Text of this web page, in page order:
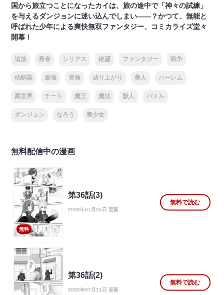
国から旅立つことになったカイは、旅の途中で「神々の試練」
を与えるダンジョンに迷い込んでしまい――？かつて、無能と
呼ばれた少年による爽快無双ファンタジー、コミカライズ堂々
開幕！
追放 勇者 シリアス 絶望 ファンタジー 戦争
幼馴染 最強 冒険 成り上がり 美人 ハーレム
異世界 チート 魔王 魔法 獣人 バトル
ダンジョン なろう 美少女
無料配信中の漫画
無料
第36話(3)
2026年07月25日 更新
無料で読む
第36話(2)
2026年07月11日 更新
無料で読む